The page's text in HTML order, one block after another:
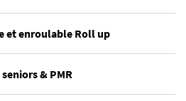
et enroulable Roll up
& PMR